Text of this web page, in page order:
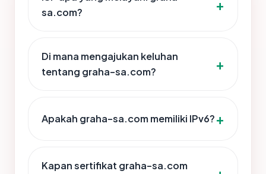
sa.com?
Di mana mengajukan keluhan
tentang graha-sa.com?
Apakah graha-sa.com memiliki IPv6?
Kapan sertifikat graha-sa.com